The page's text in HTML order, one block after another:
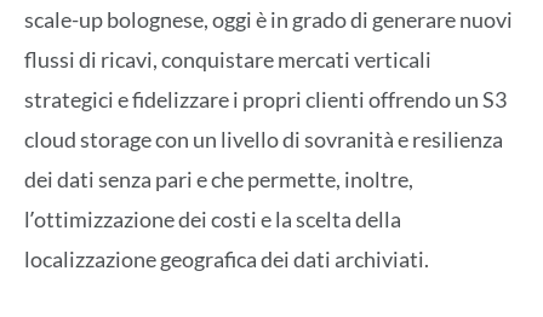
scale-up bolognese, oggi è in grado di generare nuovi
flussi di ricavi, conquistare mercati verticali
strategici e fidelizzare i propri clienti offrendo un S3
cloud storage con un livello di sovranità e resilienza
dei dati senza pari e che permette, inoltre,
lʼottimizzazione dei costi e la scelta della
localizzazione geografica dei dati archiviati.